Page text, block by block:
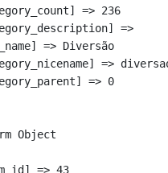
=> 236
=>
=> Diversão
=>
=> 0
Object
=> 43